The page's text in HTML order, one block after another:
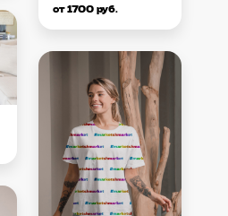
от 1700 руб.